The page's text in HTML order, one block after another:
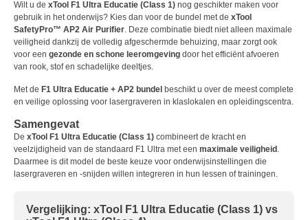
Wilt u de xTool F1 Ultra Educatie (Class 1) nog geschikter maken voor
gebruik in het onderwijs? Kies dan voor de bundel met de xTool
SafetyPro™ AP2 Air Purifier . Deze combinatie biedt niet alleen maximale
veiligheid dankzij de volledig afgeschermde behuizing, maar zorgt ook
voor een gezonde en schone leeromgeving door het efficiënt afvoeren
van rook, stof en schadelijke deeltjes.
Met de F1 Ultra Educatie + AP2 bundel beschikt u over de meest complete
en veilige oplossing voor lasergraveren in klaslokalen en opleidingscentra.
Samengevat
De xTool F1 Ultra Educatie (Class 1) combineert de kracht en
veelzijdigheid van de standaard F1 Ultra met een maximale veiligheid
Daarmee is dit model de beste keuze voor onderwijsinstellingen die
lasergraveren en -snijden willen integreren in hun lessen of trainingen.
Vergelijking: xTool F1 Ultra Educatie (Class 1) vs